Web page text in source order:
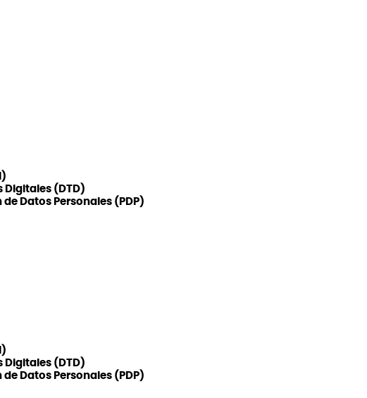
Digitales (DTD)
Datos Personales (PDP)
Digitales (DTD)
Datos Personales (PDP)